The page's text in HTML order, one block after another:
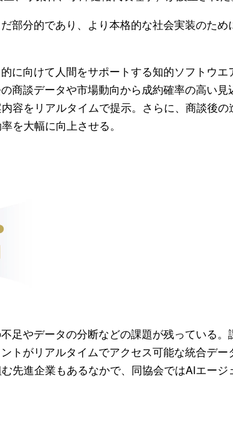
部分的であり、より本格的な社会実装のため
に向けて人間をサポートする知的ソフトウエ
商談データや市場動向から成約確率の高い見
容をリアルタイムで提示。さらに、商談後の
を大幅に向上させる。
足やデータの分断などの課題が残っている。
トがリアルタイムでアクセス可能な統合デー
先進企業もあるなかで、同協会ではAIエージ